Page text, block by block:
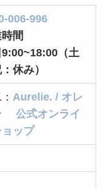
約できない？
外に手続きす
ある？
Zの解約まと
話が繋がらな
裏ワザ
きない？バロ
電話から解約
法を完全攻略
006-996
間
（土
休み）
Aurelie. / オレ
公式オンライ
ョップ